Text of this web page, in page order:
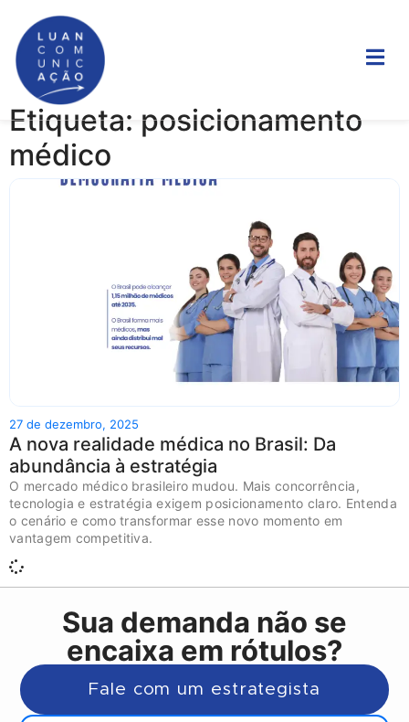
Etiqueta: posicionamento
médico
27 de dezembro, 2025
A nova realidade médica no Brasil: Da
abundância à estratégia
O mercado médico brasileiro mudou. Mais concorrência,
tecnologia e estratégia exigem posicionamento claro. Entenda
o cenário e como transformar esse novo momento em
vantagem competitiva.
Sua demanda não se
encaixa em rótulos?
Fale com um estrategista